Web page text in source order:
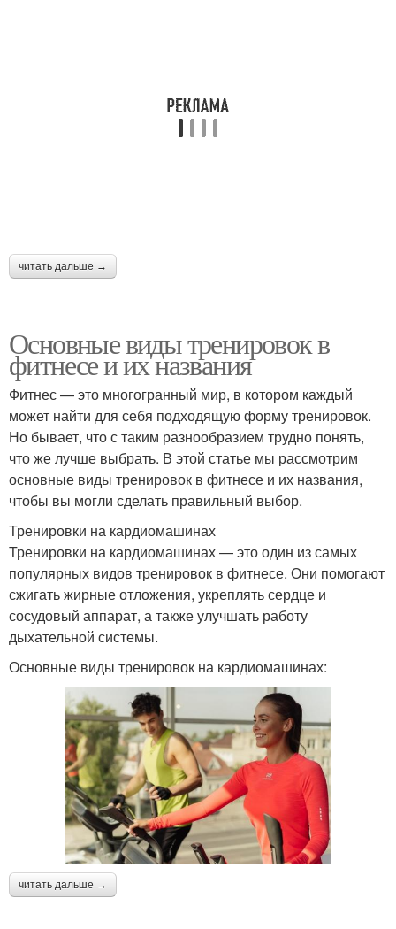
читать дальше →
Основные виды тренировок в
фитнесе и их названия
Фитнес — это многогранный мир, в котором каждый
может найти для себя подходящую форму тренировок.
Но бывает, что с таким разнообразием трудно понять,
что же лучше выбрать. В этой статье мы рассмотрим
основные виды тренировок в фитнесе и их названия,
чтобы вы могли сделать правильный выбор.
Тренировки на кардиомашинах
Тренировки на кардиомашинах — это один из самых
популярных видов тренировок в фитнесе. Они помогают
сжигать жирные отложения, укреплять сердце и
сосудовый аппарат, а также улучшать работу
дыхательной системы.
Основные виды тренировок на кардиомашинах:
читать дальше →